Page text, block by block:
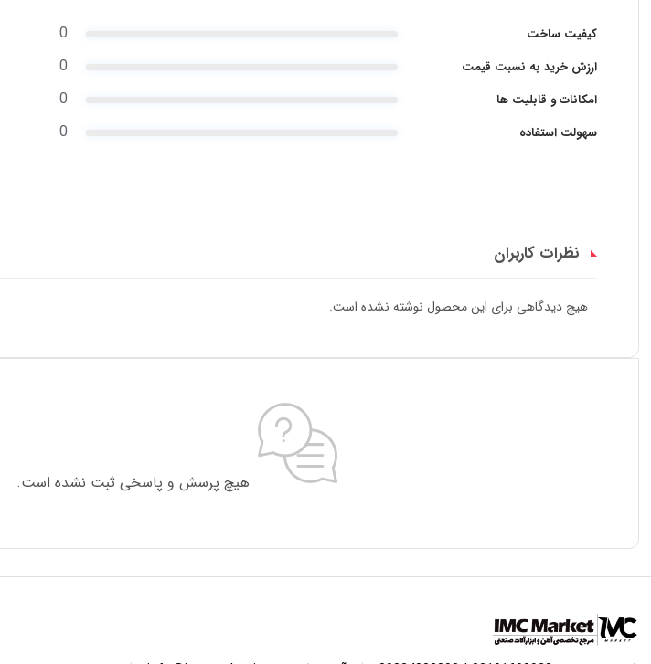
کیفیت ساخت 0
ارزش خرید به نسبت قیمت 0
امکانات و قابلیت ها 0
سهولت استفاده 0
نظرات کاربران
هیچ دیدگاهی برای این محصول نوشته نشده است.
هیچ پرسش و پاسخی ثبت نشده است.